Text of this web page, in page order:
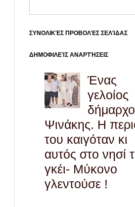
ΣΥΝΟΛΙΚΈΣ ΠΡΟΒΟΛΈΣ ΣΕΛΊΔΑΣ
ΔΗΜΟΦΙΛΕΊΣ ΑΝΑΡΤΉΣΕΙΣ
Ένας
γελοίος
Ψινάκης. Η
του καιγόταν κι
αυτός στο νησί
γκέι- Μύκονο
γλεντούσε !